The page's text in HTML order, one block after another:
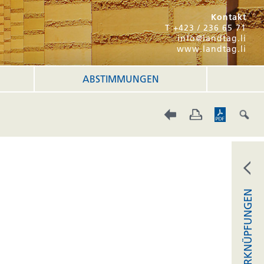
Kontakt
T +423 / 236 65 71
info@landtag.li
www.landtag.li
ABSTIMMUNGEN
VERKNÜPFUNGEN